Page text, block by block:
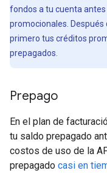
fondos a tu cuenta antes
promocionales.
primero tus créditos
prepagados.
Prepago
En el plan de
tu saldo prepagado
costos de uso de la
prepagado casi en